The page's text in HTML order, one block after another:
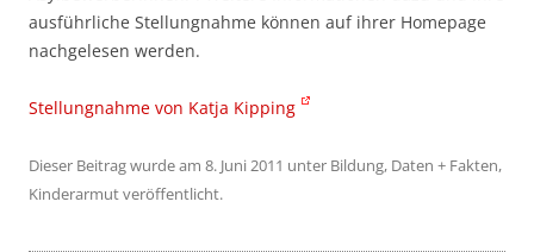
ausführliche Stellungnahme können auf ihrer Homepage
nachgelesen werden.
Stellungnahme von Katja Kipping
Dieser Beitrag wurde am 8. Juni 2011 unter Bildung, Daten + Fakten,
Kinderarmutveröffentlicht.